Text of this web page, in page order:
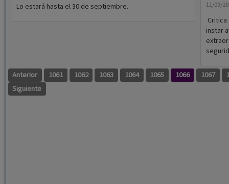
Lo estará hasta el 30 de septiembre. 11/09/
instar
Anterior 1061 1062 1063 1064 1065 1066 1067
Siguiente